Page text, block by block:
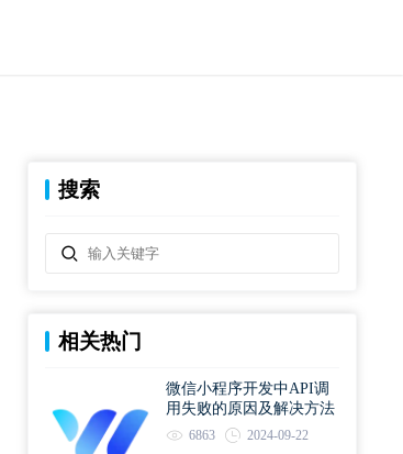
搜索
相关热门
微信小程序开发中API调
用失败的原因及解决方法
6863 2024-09-22